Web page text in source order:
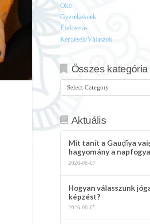
Öko
Gyerekeknek
Ételosztás
Kérdések/Válaszok
Összes kategória
Összes
kategória
Aktuális
Mit tanít a Gauḍīya
hagyomány a
2026-08-07
Hogyan válasszunk
képzést?
2026-08-05